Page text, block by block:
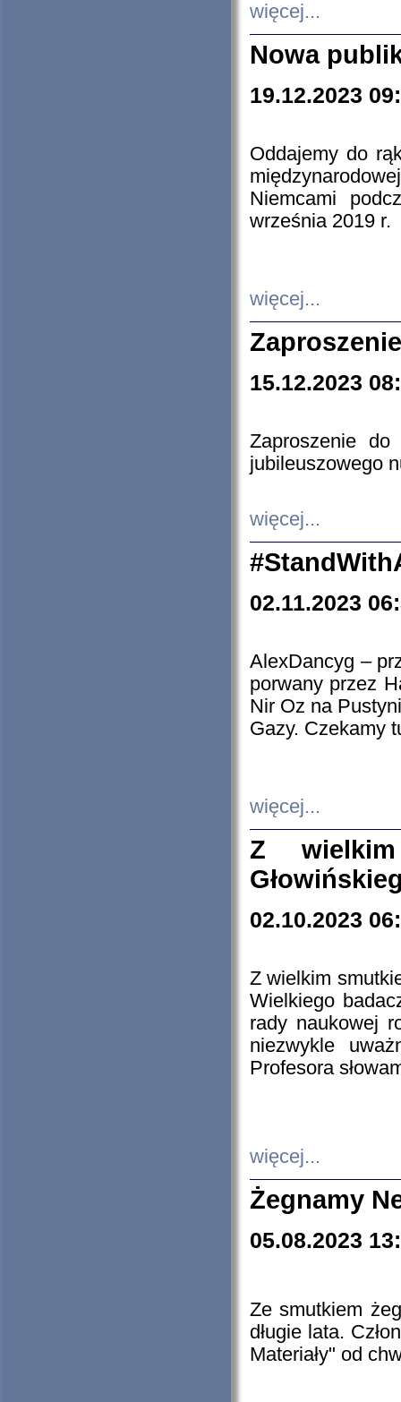
więcej...
Nowa
19.12.2023
Oddajemy do
Niemcami
września 2019 r.
więcej...
15.12.2023
Zaproszenie do
jubileuszowego
więcej...
02.11.2023
AlexDancyg –
porwany przez
Nir Oz na
Gazy. Czekamy
więcej...
Z
02.10.2023
Z wielkim
Wielkiego
rady naukowej
niezwykle
Profesora
więcej...
Żegnamy
05.08.2023
Ze smutkiem
długie lata.
Materiały" od